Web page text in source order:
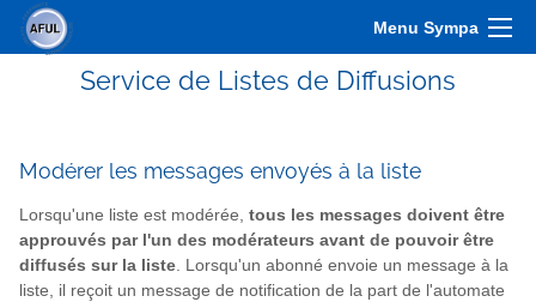
Menu Sympa
Service de Listes de Diffusions
Modérer les messages envoyés à la liste
Lorsqu'une liste est modérée, tous les messages doivent être
approuvés par l'un des modérateurs avant de pouvoir être
diffusés sur la liste . Lorsqu'un abonné envoie un message à la
liste, il reçoit un message de notification de la part de l'automate